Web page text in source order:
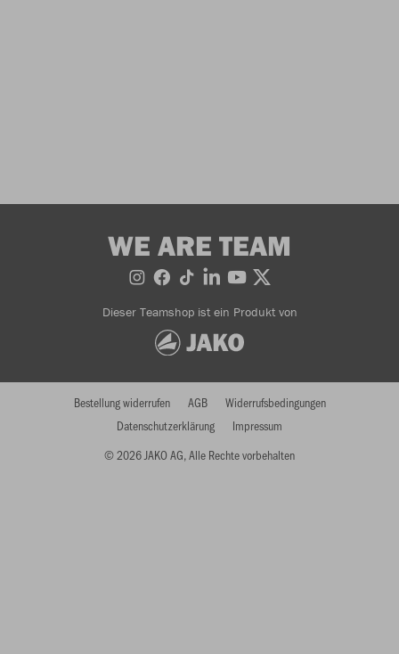
WE ARE TEAM
Dieser Teamshop ist ein Produkt von
© 2026 JAKO AG, Alle Rechte vorbehalten
Bestellung widerrufen AGB
Widerrufsbedingungen
Datenschutzerklärung
Impressum